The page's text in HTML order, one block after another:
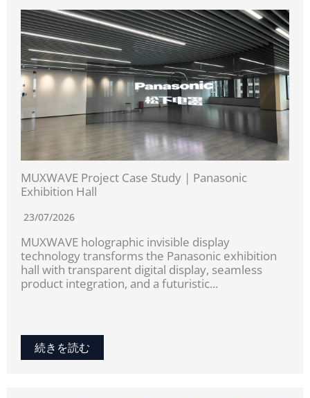
MUXWAVE Project Case Study | Panasonic
Exhibition Hall
23/07/2026
MUXWAVE holographic invisible display
technology transforms the Panasonic exhibition
hall with transparent digital display, seamless
product integration, and a futuristic...
続きを読む